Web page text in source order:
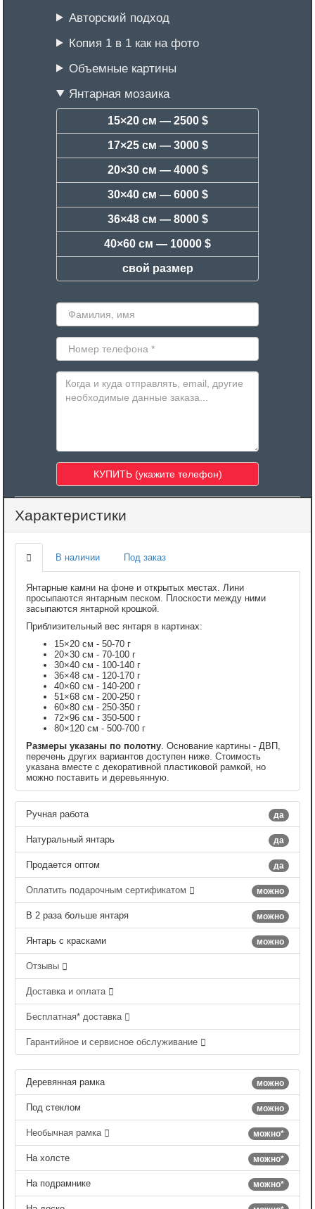
Авторский подход
Копия 1 в 1 как на фото
Объемные картины
Янтарная мозаика
15×20 см — 2500 $
17×25 см — 3000 $
20×30 см — 4000 $
30×40 см — 6000 $
36×48 см — 8000 $
40×60 см — 10000 $
свой размер
Характеристики
В наличии Под заказ
Янтарные камни на фоне и открытых местах. Лини
просыпаются янтарным песком. Плоскости между ними
засыпаются янтарной крошкой.
Приблизительный вес янтаря в картинах:
15×20 см - 50-70 г
20×30 см - 70-100 г
30×40 см - 100-140 г
36×48 см - 120-170 г
40×60 см - 140-200 г
51×68 см - 200-250 г
60×80 см - 250-350 г
72×96 см - 350-500 г
80×120 см - 500-700 г
Размеры указаны по полотну . Основание картины - ДВП,
перечень других вариантов доступен ниже. Стоимость
указана вместе с декоративной пластиковой рамкой, но
можно поставить и деревьянную.
да
Ручная работа
да
Натуральный янтарь
да
Продается оптом
можно
Оплатить подарочным сертификатом
можно
В 2 раза больше янтаря
можно
Янтарь с красками
Отзывы
Доставка и оплата
Бесплатная* доставка
Гарантийное и сервисное обслуживание
можно
Деревянная рамка
можно
Под стеклом
можно*
Необычная рамка
можно*
На холсте
можно*
На подрамнике